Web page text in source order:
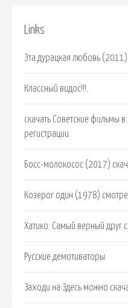
Links
Эта дурацкая любовь (2011)
Классный видос!!!.
скачать Советские фильмы
регистрации.
Босс-молокосос (2017)
Козерог один (1978)
Хатико: Самый верный друг
Русские демотиваторы.
Заходи на Здесь можно